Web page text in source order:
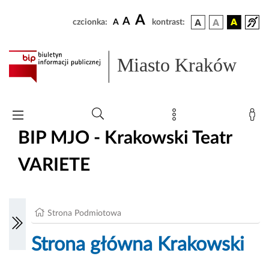
czcionka: A A A kontrast:
Miasto Kraków
BIP MJO - Krakowski Teatr
VARIETE
Strona Podmiotowa
Strona główna Krakowski